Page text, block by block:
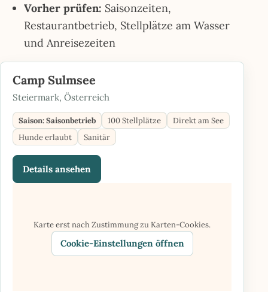
Vorher prüfen: Saisonzeiten,
Restaurantbetrieb, Stellplätze am Wasser
und Anreisezeiten
Camp Sulmsee
Steiermark, Österreich
Saison: Saisonbetrieb 100 Stellplätze
Direkt am See
Hunde erlaubt
Sanitär
Details ansehen
Karte erst nach Zustimmung zu Karten-Cookies.
Cookie-Einstellungen öffnen